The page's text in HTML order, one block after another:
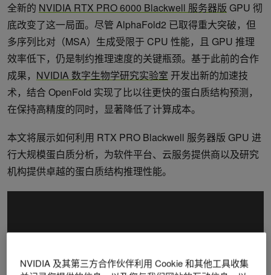
全新的 NVIDIA RTX PRO 6000 Blackwell 服务器版 GPU 彻
底改变了这一局面。尽管 AlphaFold2 已取得重大突破，但
多序列比对（MSA）生成受限于 CPU 性能，且 GPU 推理
效率低下，仍是制约推理速度的关键瓶颈。基于此前的合作
成果， NVIDIA 数字生物学研究实验室 开发出新的加速技
术，结合 OpenFold 实现了比以往更快的蛋白质结构预测，
在保持高精度的同时，显著降低了计算成本。
本文将展示如何利用 RTX PRO Blackwell 服务器版 GPU 进
行大规模蛋白质分析，为软件平台、云服务提供商以及研究
机构提供卓越的蛋白质结构推理性能。
NVIDIA 及其第三方合作伙伴利用 Cookie 和其他工具收集